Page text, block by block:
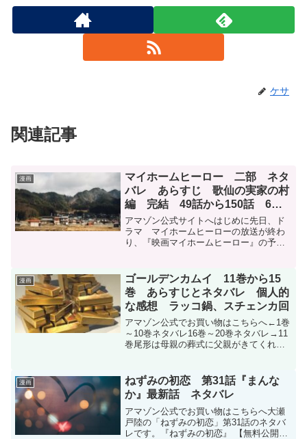
ケサ
関連記事
漫画
マイホームヒーロー 二部 ネタ
バレ あらすじ 歌仙の実家の村
編 完結 49話から150話 6巻
から17巻に収録
アマゾン公式サイトへはじめに先日、ド
ラマ マイホームヒーローの放送が終わ
り、『映画マイホームヒーロー』の予告
されます。映画の内容予想記事はこちら
あらすじとネタバレを書き...
漫画
ゴールデンカムイ 11巻から15
巻 あらすじとネタバレ 個人的
な感想 ラッコ鍋、スチェンカ回
アマゾン公式でお買い物はこちらへ←1巻
～10巻ネタバレ16巻～20巻ネタバレ→11
巻尾形は母親の葬式に父親がきてくれる
っただろうな〜まぁ殺してるけど。父親
も殺した？鶴見...
漫画
ねずみの初恋 第31話『まんな
か』最新話 ネタバレ
アマゾン公式でお買い物はこちらへ大瀬
戸陸の「ねずみの初恋」第31話のネタバ
レです。『ねずみの初恋』 【無料公開